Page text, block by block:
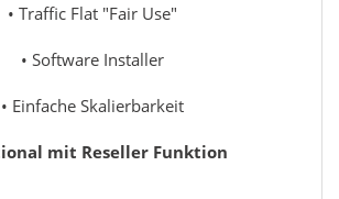
• Traffic Flat "Fair Use"
• Software Installer
• Einfache Skalierbarkeit
mit Reseller Funktion